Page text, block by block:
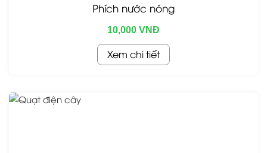
Phích nước nóng
10,000 VNĐ
Xem chi tiết